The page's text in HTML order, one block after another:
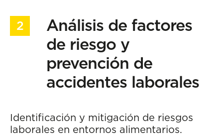
Análisis de factores
de riesgo y
prevención de
accidentes laborales
Identificación y mitigación de riesgos
laborales en entornos alimentarios.